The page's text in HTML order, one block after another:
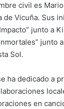
civil es
de Vicuña. Sus
junto a
junto
Sol.
ha dedicado a
en